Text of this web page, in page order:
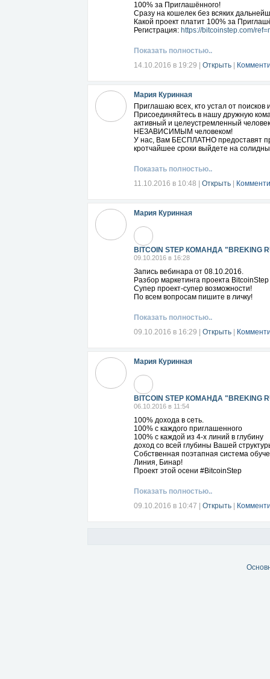
100% за Приглашённого!
Сразу на кошелек без всяких
Какой проект платит 100% за
Регистрация: https://bitcoinstep.com/
Показать полностью..
14.10.2016 в 19:29
Открыть
Мария Куринная
Приглашаю всех, кто устал от поисков
Присоединяйтесь в нашу дружную
активный и целеустремленный
НЕЗАВИСИМЫМ человеком!
У нас, Вам БЕСПЛАТНО предоставят
кротчайшее сроки выйдете на
Показать полностью..
11.10.2016 в 10:48
Открыть
Мария Куринная
BITCOIN STEP КОМАНДА "BREKING
09.10.2016 в 16:28
Запись вебинара от 08.10.2016.
Разбор маркетинга проекта BitcoinStep
Супер проект-супер возможности!
По всем вопросам пишите в личку!
Показать полностью..
09.10.2016 в 16:29
Открыть
Мария Куринная
BITCOIN STEP КОМАНДА "BREKING
06.10.2016 в 11:54
100% дохода в сеть.
100% с каждого приглашенного
100% с каждой из 4-х линий в глубину
доход со всей глубины Вашей
Собственная поэтапная система
Линия, Бинар!
Проект этой осени #BitcoinStep
Показать полностью..
09.10.2016 в 10:47
Открыть